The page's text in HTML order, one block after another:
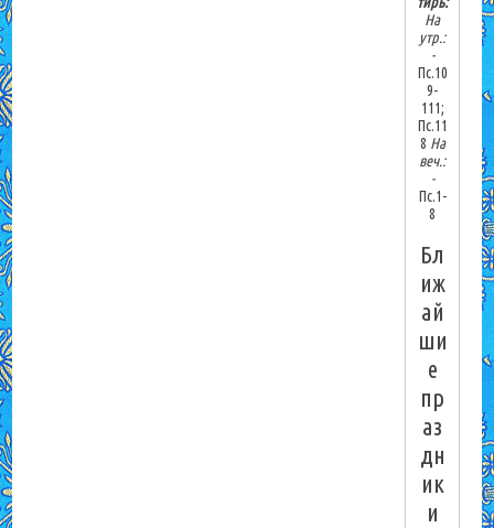
На
утр.:
-
Пс.10
9-
111;
Пс.11
8 На
веч.:
-
Пс.1-
8
Бл
иж
ай
ши
е
пр
аз
дн
ик
и